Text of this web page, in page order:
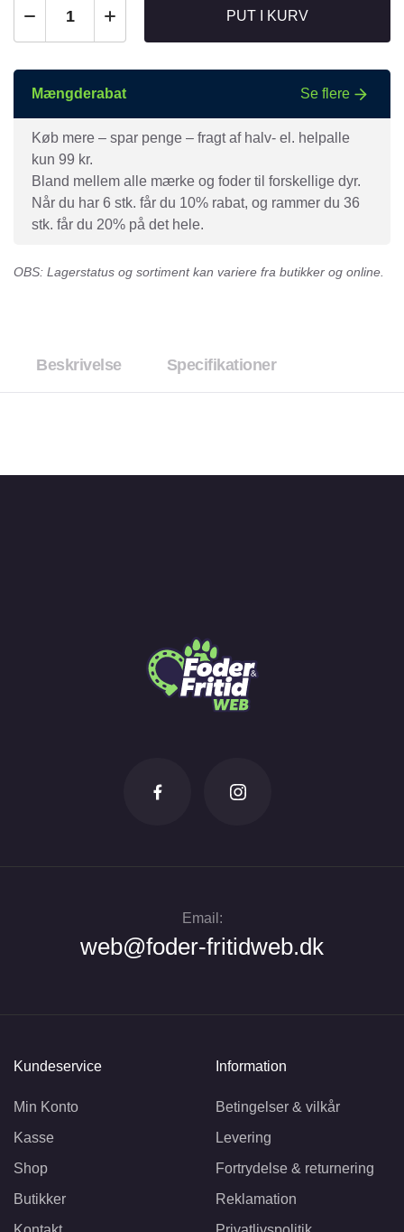
PUT I KURV
Mængderabat Se flere
Køb mere – spar penge – fragt af halv- el. helpalle
kun 99 kr.
Bland mellem alle mærke og foder til forskellige dyr.
Når du har 6 stk. får du 10% rabat, og rammer du 36
stk. får du 20% på det hele.
OBS: Lagerstatus og sortiment kan variere fra butikker og online.
Beskrivelse Specifikationer
Email:
web@foder-fritidweb.dk
Kundeservice
Min Konto
Kasse
Shop
Butikker
Information
Betingelser & vilkår
Levering
Fortrydelse & returnering
Reklamation